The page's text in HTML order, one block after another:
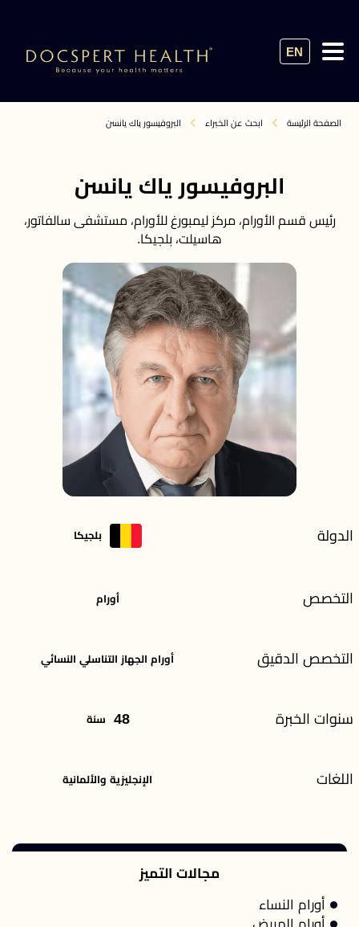
EN
الصفحة الرئيسة ابحث عن الخبراء البروفيسور ياك يانسن
البروفيسور ياك يانسن
رئيس قسم الأورام، مركز ليمبورغ للأورام، مستشفى سالفاتور،
هاسيلت، بلجيكا.
الدولة بلجيكا
التخصص أورام
التخصص الدقيق أورام الجهاز التناسلي النسائي
سنوات الخبرة 48 سنة
اللغات الإنجليزية والألمانية
مجالات التميز
أورام النساء